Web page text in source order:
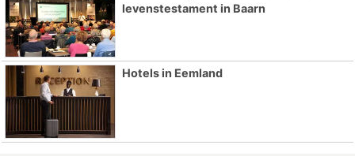
levenstestament in Baarn
Hotels in Eemland